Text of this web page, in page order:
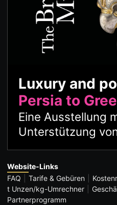
Luxury and
Persia to
Eine Ausstellung
Unterstützung
Website-Links
FAQ
Tarife & Gebüren
t Unzen/kg-Umrechner
Partnerprogramm